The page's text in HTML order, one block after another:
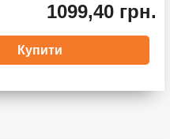
1099,40 грн.